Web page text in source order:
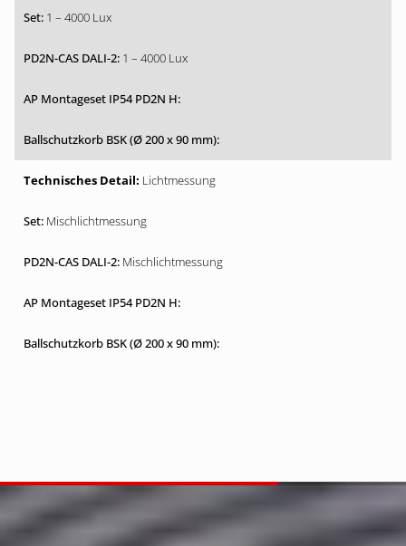
1 – 4000 Lux
1 – 4000 Lux
Lichtmessung
Mischlichtmessung
Mischlichtmessung